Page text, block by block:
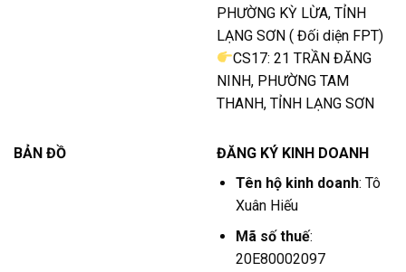
PHƯỜNG KỲ LỪA, TỈNH
LẠNG SƠN ( Đối diện FPT)
CS17: 21 TRẦN ĐĂNG
NINH, PHƯỜNG TAM
THANH, TỈNH LẠNG SƠN
BẢN ĐỒ
ĐĂNG KÝ KINH DOANH
Tên hộ kinh doanh: Tô
Xuân Hiếu
Mã số thuế:
20E80002097